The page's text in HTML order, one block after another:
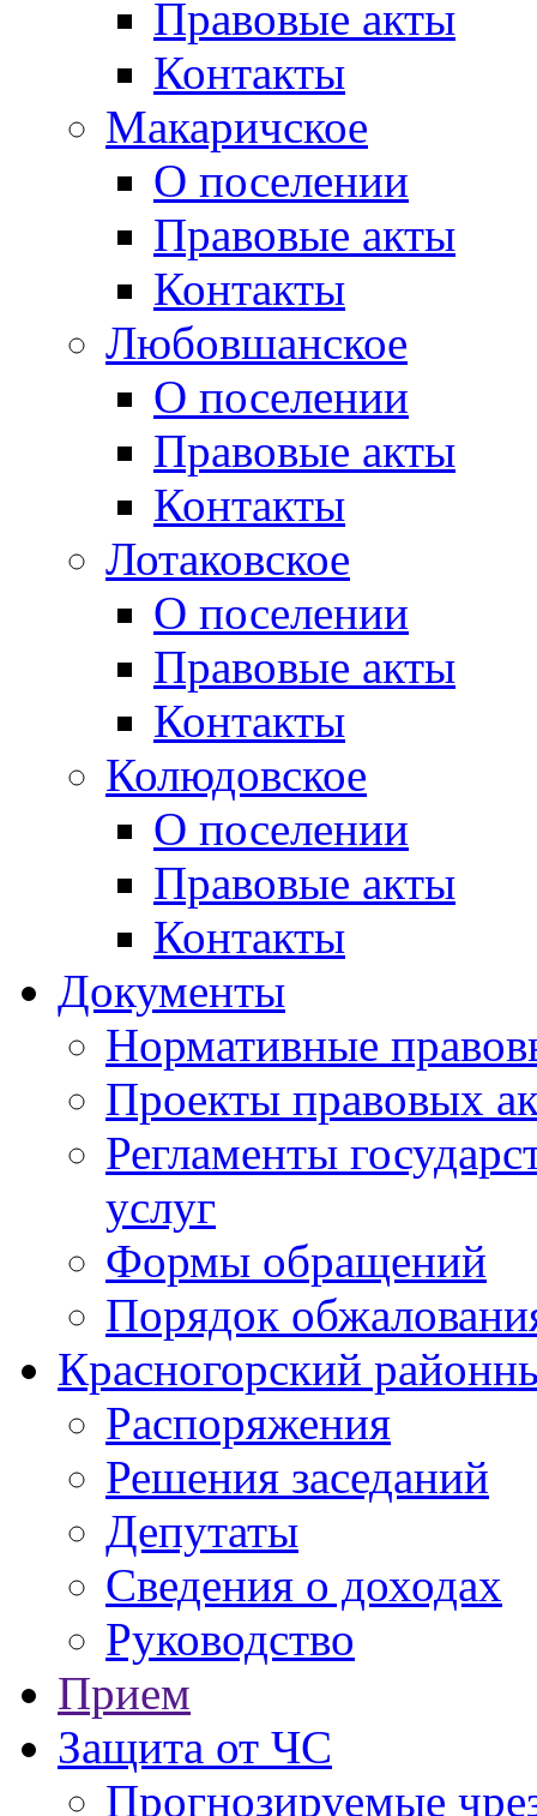
Правовые акты
Контакты
Макаричское
О поселении
Правовые акты
Контакты
Любовшанское
О поселении
Правовые акты
Контакты
Лотаковское
О поселении
Правовые акты
Контакты
Колюдовское
О поселении
Правовые акты
Контакты
Документы
Нормативные
Проекты правовых
Регламенты
услуг
Формы обращений
Порядок
Красногорский
Распоряжения
Решения заседаний
Депутаты
Сведения о доходах
Руководство
Прием
Защита от ЧС
Прогнозируемые